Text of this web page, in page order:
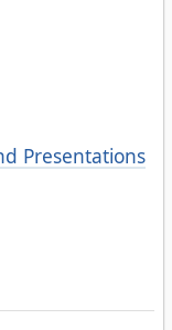
Presentations